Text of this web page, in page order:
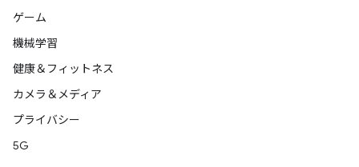
ゲーム
機械学習
健康＆フィットネス
カメラ＆メディア
プライバシー
5G